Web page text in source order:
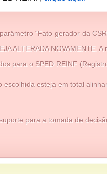
“Fato gerador da
ALTERADA
para o SPED REINF
esteja em total
para a tomada de